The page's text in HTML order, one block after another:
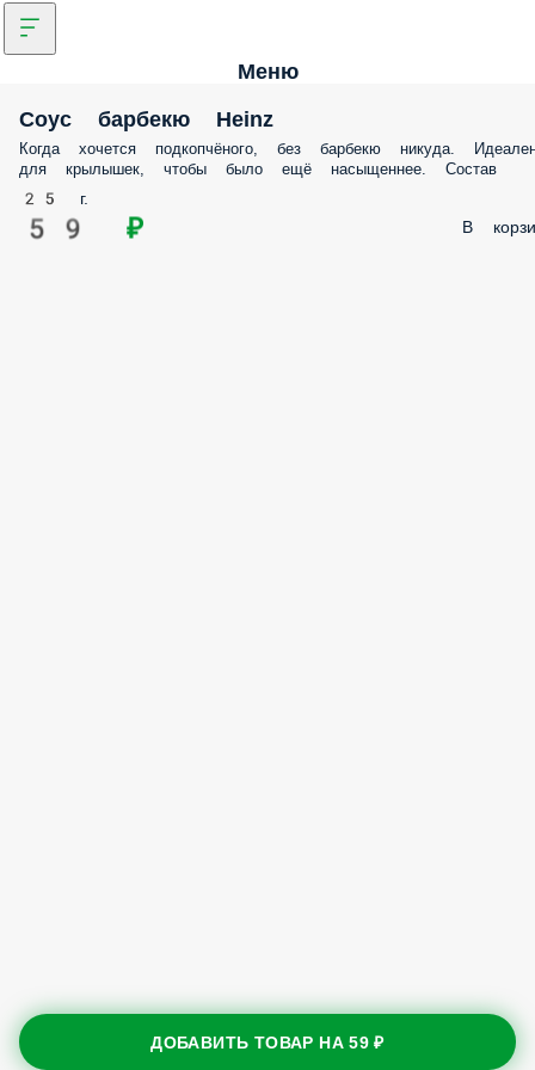
Меню
Соус барбекю Heinz
Когда хочется подкопчёного, без барбекю никуда.
для крылышек, чтобы было ещё насыщеннее. Состав
25 г.
59 ₽ В
ДОБАВИТЬ ТОВАР НА59 ₽